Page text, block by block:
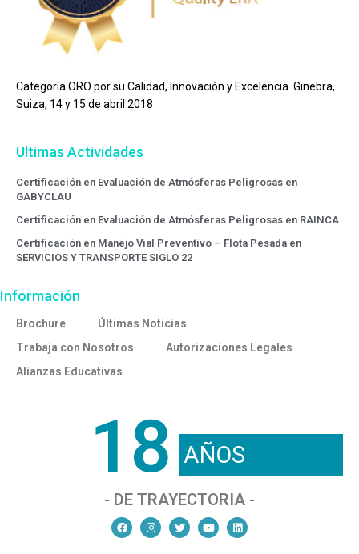
Categoría ORO por su Calidad, Innovación y Excelencia. Ginebra,
Suiza, 14 y 15 de abril 2018
Ultimas Actividades
Certificación en Evaluación de Atmósferas Peligrosas en
GABYCLAU
Certificación en Evaluación de Atmósferas Peligrosas en RAINCA
Certificación en Manejo Vial Preventivo – Flota Pesada en
SERVICIOS Y TRANSPORTE SIGLO 22
Información
Brochure
Últimas Noticias
Trabaja con Nosotros
Autorizaciones Legales
Alianzas Educativas
18 AÑOS
- DE TRAYECTORIA -